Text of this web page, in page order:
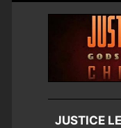
JUSTICE